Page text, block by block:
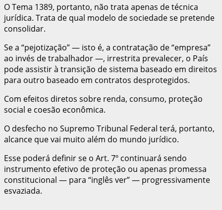
O Tema 1389, portanto, não trata apenas de técnica
jurídica. Trata de qual modelo de sociedade se pretende
consolidar.
Se a “pejotização” — isto é, a contratação de “empresa”
ao invés de trabalhador —, irrestrita prevalecer, o País
pode assistir à transição de sistema baseado em direitos
para outro baseado em contratos desprotegidos.
Com efeitos diretos sobre renda, consumo, proteção
social e coesão econômica.
O desfecho no Supremo Tribunal Federal terá, portanto,
alcance que vai muito além do mundo jurídico.
Esse poderá definir se o Art. 7º continuará sendo
instrumento efetivo de proteção ou apenas promessa
constitucional — para “inglês ver” — progressivamente
esvaziada.